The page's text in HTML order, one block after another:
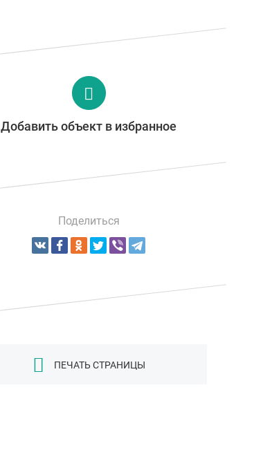
Добавить объект в избранное
Поделиться
ПЕЧАТЬ СТРАНИЦЫ